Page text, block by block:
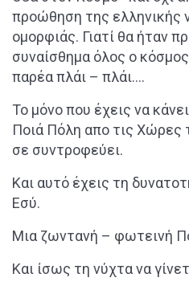
προώθηση της ελληνικής
ομορφιάς. Γιατί θα ήταν
συναίσθημα όλος ο
παρέα πλάι – πλάι….
Το μόνο που έχεις να
Ποιά Πόλη απο τις Xώρες
σε συντροφεύει.
Και αυτό έχεις τη
Εσύ.
Μια ζωντανή – φωτεινή
Και ίσως τη νύχτα να